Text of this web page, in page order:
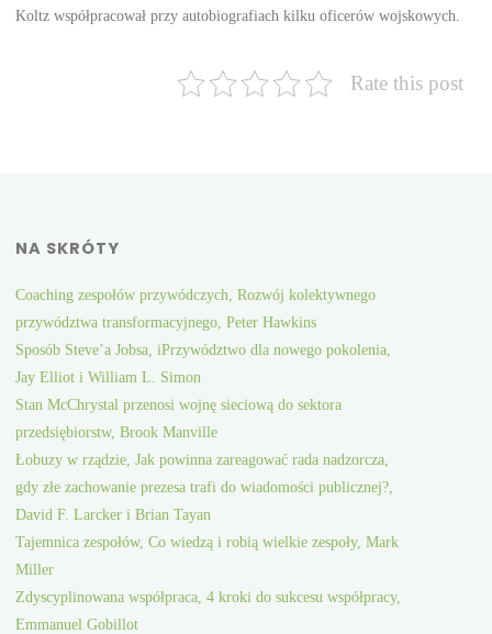
Koltz współpracował przy autobiografiach kilku oficerów wojskowych.
Rate this post
NA SKRÓTY
Coaching zespołów przywódczych, Rozwój kolektywnego
przywództwa transformacyjnego, Peter Hawkins
Sposób Steve’a Jobsa, iPrzywództwo dla nowego pokolenia,
Jay Elliot i William L. Simon
Stan McChrystal przenosi wojnę sieciową do sektora
przedsiębiorstw, Brook Manville
Łobuzy w rządzie, Jak powinna zareagować rada nadzorcza,
gdy złe zachowanie prezesa trafi do wiadomości publicznej?,
David F. Larcker i Brian Tayan
Tajemnica zespołów, Co wiedzą i robią wielkie zespoły, Mark
Miller
Zdyscyplinowana współpraca, 4 kroki do sukcesu współpracy,
Emmanuel Gobillot